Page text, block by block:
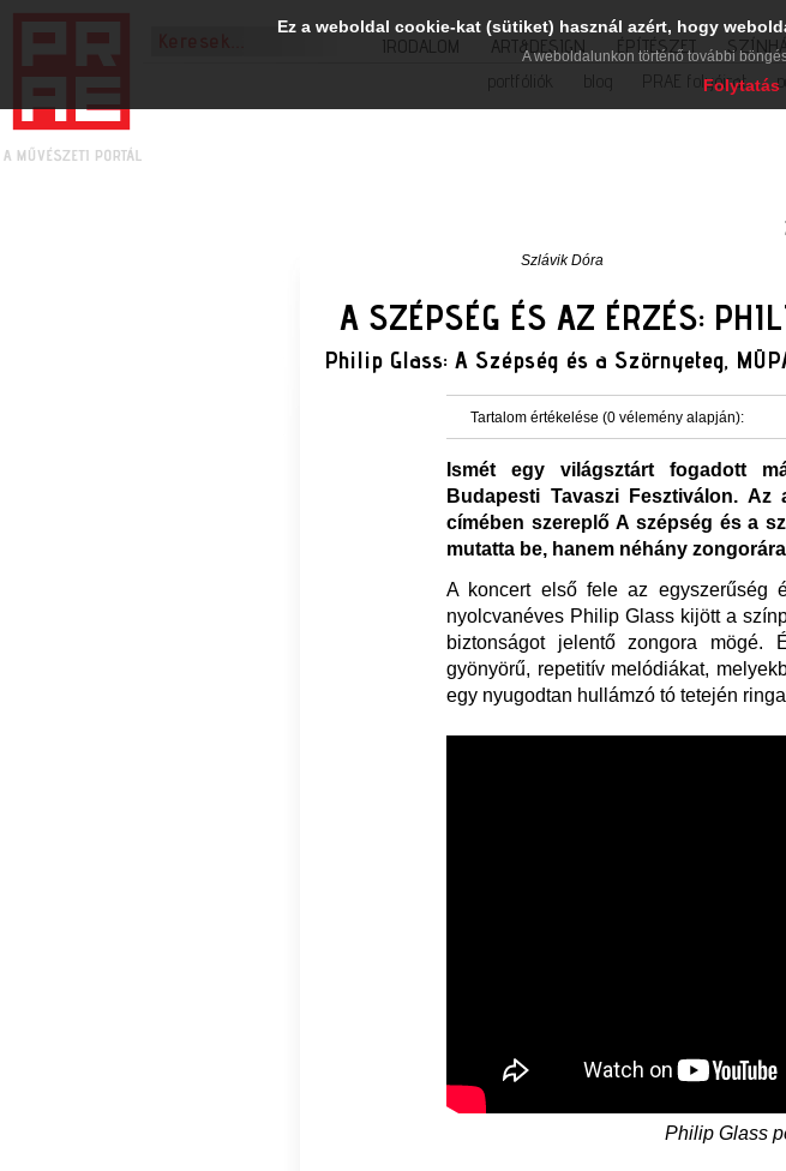
IRODALOM ART&DESIGN ÉPÍTÉSZET
portfóliók
blog PRAE folyóirat
Szlávik Dóra
A SZÉPSÉG ÉS AZ ÉRZÉS:
Philip Glass: A Szépség és a Szörnyeteg,
Tartalom értékelése (0 vélemény alapján):
Ismét egy világsztárt fogadott
Budapesti Tavaszi Fesztiválon.
címében szereplő A szépség és a
mutatta be, hanem néhány
A koncert első fele az egyszerűség
nyolcvanéves Philip Glass kijött a
biztonságot jelentő zongora
gyönyörű, repetitív melódiákat,
egy nyugodtan hullámzó tó tetején
Philip Glass
Ez a weboldal cookie-kat (sütiket) használ azért, hogy
A weboldalunkon történő további
Folytatás